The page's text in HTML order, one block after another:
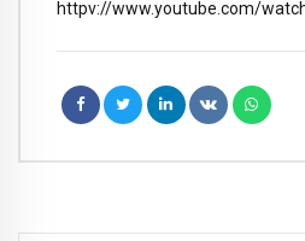
httpv://www.youtube.com/